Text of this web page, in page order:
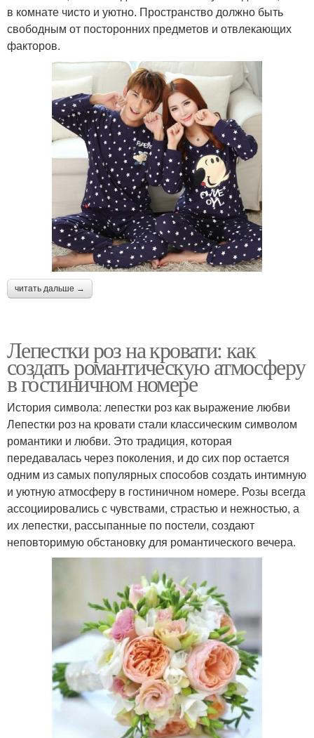
в комнате чисто и уютно. Пространство должно быть
свободным от посторонних предметов и отвлекающих
факторов.
читать дальше →
Лепестки роз на кровати: как
создать романтическую атмосферу
в гостиничном номере
История символа: лепестки роз как выражение любви
Лепестки роз на кровати стали классическим символом
романтики и любви. Это традиция, которая
передавалась через поколения, и до сих пор остается
одним из самых популярных способов создать интимную
и уютную атмосферу в гостиничном номере. Розы всегда
ассоциировались с чувствами, страстью и нежностью, а
их лепестки, рассыпанные по постели, создают
неповторимую обстановку для романтического вечера.